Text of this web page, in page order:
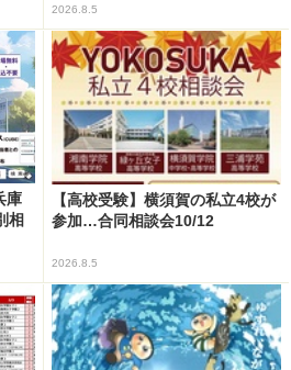
2026.8.5
庫
相
【高校受験】横須賀の私立4校が
参加…合同相談会10/12
2026.8.5